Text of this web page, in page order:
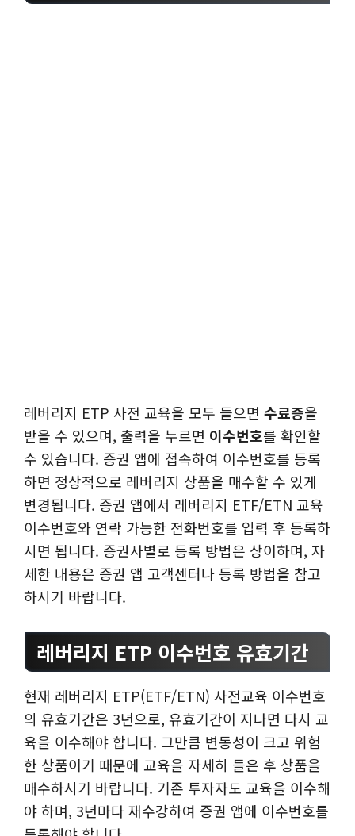
레버리지 ETP 사전 교육을 모두 들으면 수료증을
받을 수 있으며, 출력을 누르면 이수번호를 확인할
수 있습니다. 증권 앱에 접속하여 이수번호를 등록
하면 정상적으로 레버리지 상품을 매수할 수 있게
변경됩니다. 증권 앱에서 레버리지 ETF/ETN 교육
이수번호와 연락 가능한 전화번호를 입력 후 등록하
시면 됩니다. 증권사별로 등록 방법은 상이하며, 자
세한 내용은 증권 앱 고객센터나 등록 방법을 참고
하시기 바랍니다.
레버리지 ETP 이수번호 유효기간
현재 레버리지 ETP(ETF/ETN) 사전교육 이수번호
의 유효기간은 3년으로, 유효기간이 지나면 다시 교
육을 이수해야 합니다. 그만큼 변동성이 크고 위험
한 상품이기 때문에 교육을 자세히 들은 후 상품을
매수하시기 바랍니다. 기존 투자자도 교육을 이수해
야 하며, 3년마다 재수강하여 증권 앱에 이수번호를